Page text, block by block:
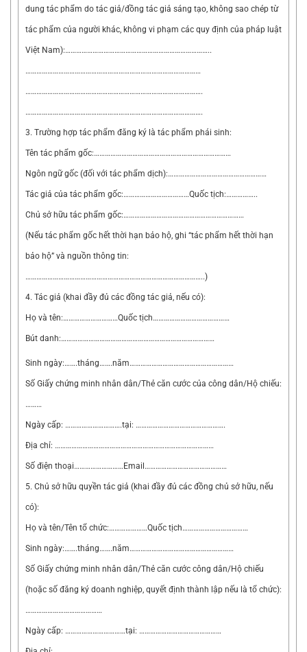
dung tác phẩm do tác giả/đồng tác giả sáng tạo, không sao chép từ
tác phẩm của người khác, không vi phạm các quy định của pháp luật
Việt Nam):……………………………………………………………………..
……………………………………………………………………………………
…………………………………………………………………………………….
…………………………………………………………………………………….
3. Trường hợp tác phẩm đăng ký là tác phẩm phái sinh:
Tên tác phẩm gốc:…………………………………………………………………
Ngôn ngữ gốc (đối với tác phẩm dịch):………………………………………………
Tác giả của tác phẩm gốc:………………………………Quốc tịch:……………..
Chủ sở hữu tác phẩm gốc:…………………………………………………………
(Nếu tác phẩm gốc hết thời hạn bảo hộ, ghi “tác phẩm hết thời hạn
bảo hộ” và nguồn thông tin:
……………………………………………………………………………………..)
4. Tác giả (khai đầy đủ các đồng tác giả, nếu có):
Họ và tên:…………………………Quốc tịch……………………………………
Bút danh:…………………………………………………………………………
Sinh ngày:…….tháng…….năm…………………………………………………
Số Giấy chứng minh nhân dân/Thẻ căn cước của công dân/Hộ chiếu:
………
Ngày cấp: ………………………….tại: ………………………………………….
Địa chỉ: ……………………………………………………………………………
Số điện thoại………………………Email………………………………………
5. Chủ sở hữu quyền tác giả (khai đầy đủ các đồng chủ sở hữu, nếu
có):
Họ và tên/Tên tổ chức:…………………Quốc tịch………………………………
Sinh ngày:…….tháng…….năm…………………………………………………
Số Giấy chứng minh nhân dân/Thẻ căn cước công dân/Hộ chiếu
(hoặc số đăng ký doanh nghiệp, quyết định thành lập nếu là tổ chức):
……………………………………
Ngày cấp: ……………………………tại: ………………………………………